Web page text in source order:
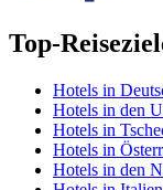
Top-
Hotels in
Hotels in den
Hotels in
Hotels in
Hotels in den